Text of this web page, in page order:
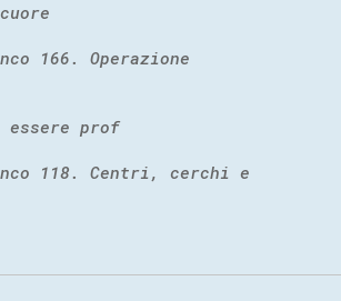
166. Operazione
prof
118. Centri, cerchi e